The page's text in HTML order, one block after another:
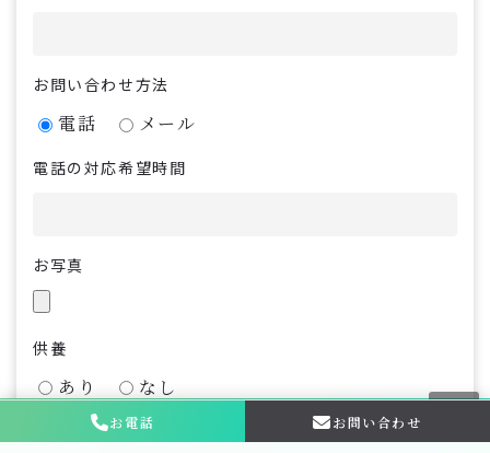
お問い合わせ方法
電話 メール
電話の対応希望時間
お写真
供養
あり なし
ご供養費とお車代についてご不明な場合はこちら
お問い合わせ・ 相談はこちら
お電話 お問い合わせ